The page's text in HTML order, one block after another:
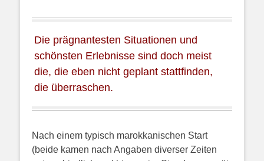
Die prägnantesten Situationen und
schönsten Erlebnisse sind doch meist
die, die eben nicht geplant stattfinden,
die überraschen.
Nach einem typisch marokkanischen Start
(beide kamen nach Angaben diverser Zeiten